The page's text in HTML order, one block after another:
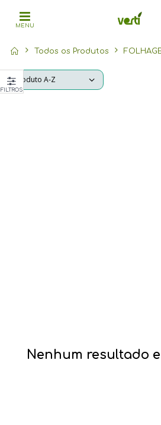
MENU
Todos os Produtos
Nenhum resultado
FILTROS